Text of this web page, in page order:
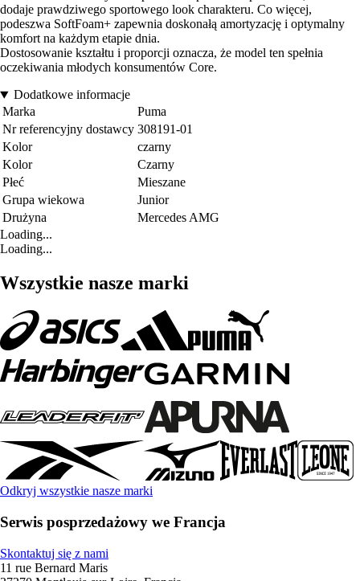
dodaje prawdziwego sportowego look charakteru. Co więcej,
podeszwa SoftFoam+ zapewnia doskonałą amortyzację i optymalny
komfort na każdym etapie dnia.
Dostosowanie kształtu i proporcji oznacza, że model ten spełnia
oczekiwania młodych konsumentów Core.
Dodatkowe informacje
Marka
Puma
Nr referencyjny dostawcy 308191-01
Kolor
czarny
Kolor
Czarny
Płeć
Mieszane
Grupa wiekowa
Junior
Drużyna
Mercedes AMG
Loading...
Loading...
Wszystkie nasze marki
Odkryj wszystkie nasze marki
Serwis posprzedażowy we Francja
Skontaktuj się z nami
11 rue Bernard Maris